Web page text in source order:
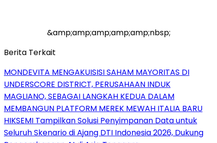
&amp;amp;amp;amp;amp;nbsp;
Berita Terkait
MONDEVITA MENGAKUISISI SAHAM MAYORITAS DI
UNDERSCORE DISTRICT, PERUSAHAAN INDUK
MAGLIANO, SEBAGAI LANGKAH KEDUA DALAM
MEMBANGUN PLATFORM MEREK MEWAH ITALIA BARU
HIKSEMI Tampilkan Solusi Penyimpanan Data untuk
Seluruh Skenario di Ajang DTI Indonesia 2026, Dukung